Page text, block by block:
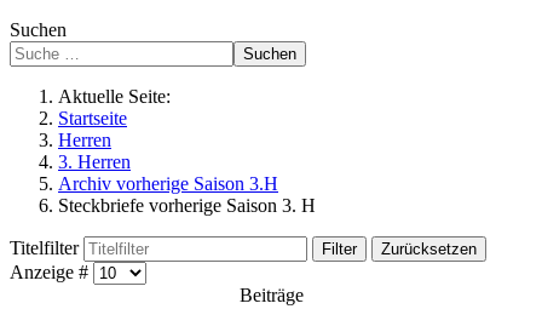
Suchen
Suchen
Aktuelle Seite:
Startseite
Herren
3. Herren
Archiv vorherige Saison 3.H
Steckbriefe vorherige Saison 3. H
Titelfilter Filter Zurücksetzen
Anzeige #
Beiträge